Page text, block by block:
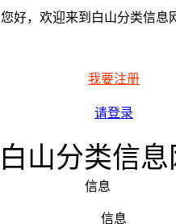
您好，欢迎来到白山分类信息
我要注册
请登录
白山分类信息
信息
信息